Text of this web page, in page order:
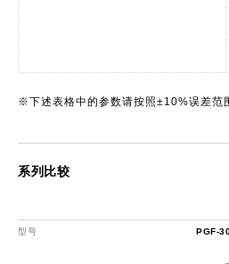
※下述表格中的参数请按照±10%误差范
系列比较
型号 PGF-